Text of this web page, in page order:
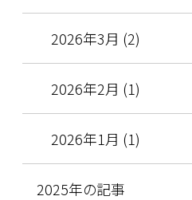
2026年3月 (2)
2026年2月 (1)
2026年1月 (1)
2025年の記事